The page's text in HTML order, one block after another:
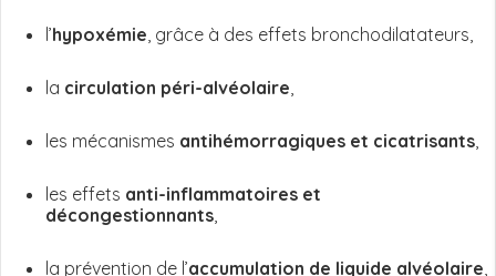
l’hypoxémie , grâce à des effets bronchodilatateurs,
la circulation péri-alvéolaire
les mécanismes antihémorragiques et cicatrisants
les effets anti-inflammatoires et
décongestionnants
la prévention de l’accumulation de liquide alvéolaire